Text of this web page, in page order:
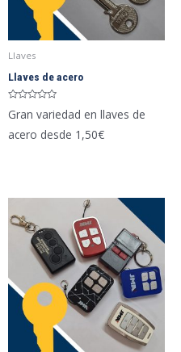
Llaves
Llaves de acero
con
de
Gran variedad en llaves de
acero desde 1,50€